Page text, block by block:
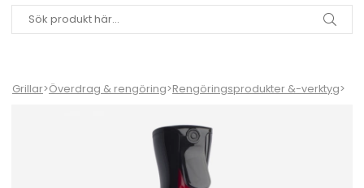
Grillar>Överdrag & rengöring>Rengöringsprodukter &-verktyg>